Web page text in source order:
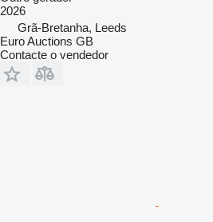
2026
Grã-Bretanha, Leeds
Euro Auctions GB
Contacte o vendedor